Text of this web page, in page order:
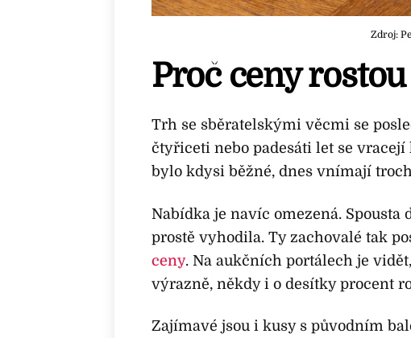
Zdroj:
Proč ceny
Trh se sběratelskými věcmi se
čtyřiceti nebo padesáti let se
bylo kdysi běžné, dnes vnímají
Nabídka je navíc omezená.
prostě vyhodila. Ty zachovalé tak
ceny. Na aukčních portálech je
výrazně, někdy i o desítky procent
Zajímavé jsou i kusy s původním